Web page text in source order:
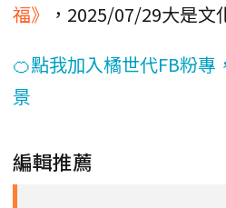
福》
，2025/07/29大是文
🍊點我加入橘世代FB粉專
景
編輯推薦